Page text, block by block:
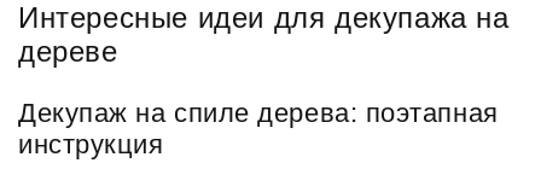
Интересные идеи для декупажа на
дереве
Декупаж на спиле дерева: поэтапная
инструкция